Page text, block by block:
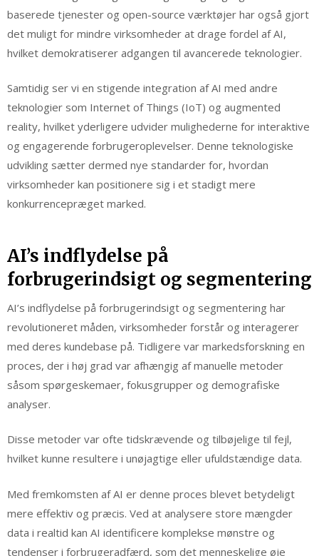
baserede tjenester og open-source værktøjer har også gjort
det muligt for mindre virksomheder at drage fordel af AI,
hvilket demokratiserer adgangen til avancerede teknologier.
Samtidig ser vi en stigende integration af AI med andre
teknologier som Internet of Things (IoT) og augmented
reality, hvilket yderligere udvider mulighederne for interaktive
og engagerende forbrugeroplevelser. Denne teknologiske
udvikling sætter dermed nye standarder for, hvordan
virksomheder kan positionere sig i et stadigt mere
konkurrencepræget marked.
AI’s indflydelse på
forbrugerindsigt og segmentering
AI’s indflydelse på forbrugerindsigt og segmentering har
revolutioneret måden, virksomheder forstår og interagerer
med deres kundebase på. Tidligere var markedsforskning en
proces, der i høj grad var afhængig af manuelle metoder
såsom spørgeskemaer, fokusgrupper og demografiske
analyser.
Disse metoder var ofte tidskrævende og tilbøjelige til fejl,
hvilket kunne resultere i unøjagtige eller ufuldstændige data.
Med fremkomsten af AI er denne proces blevet betydeligt
mere effektiv og præcis. Ved at analysere store mængder
data i realtid kan AI identificere komplekse mønstre og
tendenser i forbrugeradfærd, som det menneskelige øje